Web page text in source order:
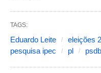
TAGS:
Eduardo Leite eleições
pesquisa ipec
pl psdb